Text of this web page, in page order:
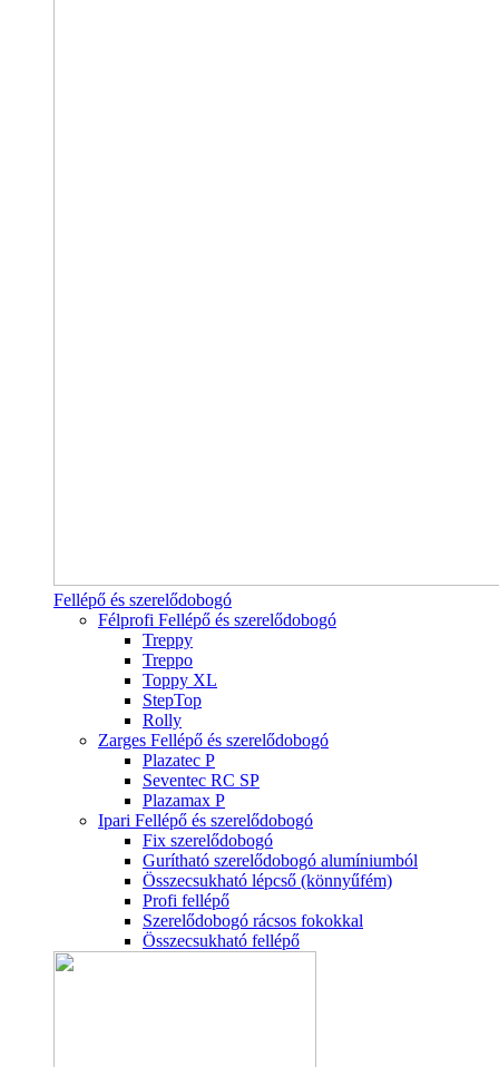
Fellépő és szerelődobogó
Félprofi Fellépő és szerelődobogó
Treppy
Treppo
Toppy XL
StepTop
Rolly
Zarges Fellépő és szerelődobogó
Plazatec P
Seventec RC SP
Plazamax P
Ipari Fellépő és szerelődobogó
Fix szerelődobogó
Gurítható szerelődobogó alumíniumból
Összecsukható lépcső (könnyűfém)
Profi fellépő
Szerelődobogó rácsos fokokkal
Összecsukható fellépő